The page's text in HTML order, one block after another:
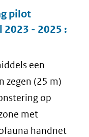
pilot
2023 - 2025 :
een
zegen (25 m)
op
met
handnet